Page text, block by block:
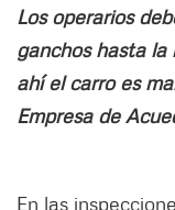
Los operarios
ganchos hasta la
ahí el carro es
Empresa de
En las